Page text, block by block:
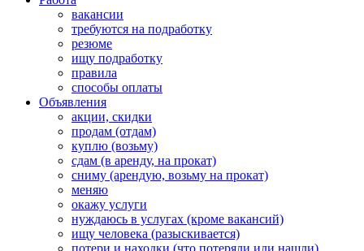
вакансии
требуются на подработку
резюме
ищу подработку
правила
способы оплаты
Объявления
акции, скидки
продам (отдам)
куплю (возьму)
сдам (в аренду, на прокат)
сниму (арендую, возьму на прокат)
меняю
окажу услуги
нуждаюсь в услугах (кроме вакансий)
ищу человека (разыскивается)
потери и находки (что потеряли или нашли)